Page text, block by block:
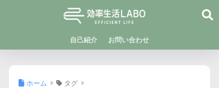
自己紹介 お問い合わせ
ホーム タグ